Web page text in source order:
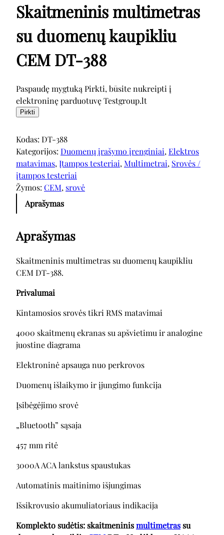
Skaitmeninis multimetras
su duomenų kaupikliu
CEM DT-388
Paspaudę mygtuką Pirkti, būsite nukreipti į
elektroninę parduotuvę Testgroup.lt
Pirkti
Kodas: DT-388
Kategorijos: Duomenų įrašymo įrenginiai, Elektros
matavimas, Įtampos testeriai, Multimetrai, Srovės /
įtampos testeriai
Žymos: CEM, srovė
Aprašymas
Aprašymas
Skaitmeninis multimetras su duomenų kaupikliu
CEM DT-388.
Privalumai
Kintamosios srovės tikri RMS matavimai
4000 skaitmenų ekranas su apšvietimu ir analogine
juostine diagrama
Elektroninė apsauga nuo perkrovos
Duomenų išlaikymo ir įjungimo funkcija
Įsibėgėjimo srovė
„Bluetooth” sąsaja
457 mm ritė
3000A ACA lankstus spaustukas
Automatinis maitinimo išjungimas
Išsikrovusio akumuliatoriaus indikacija
Komplekto sudėtis: skaitmeninismultimetras su